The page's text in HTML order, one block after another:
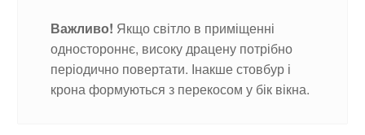
Важливо! Якщо світло в приміщенні
одностороннє, високу драцену потрібно
періодично повертати. Інакше стовбур і
крона формуються з перекосом у бік вікна.